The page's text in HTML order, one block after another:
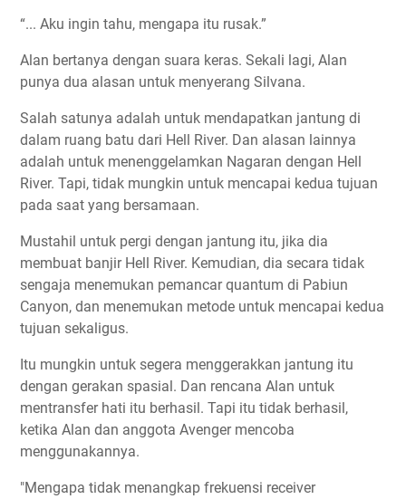
“... Aku ingin tahu, mengapa itu rusak.”
Alan bertanya dengan suara keras. Sekali lagi, Alan
punya dua alasan untuk menyerang Silvana.
Salah satunya adalah untuk mendapatkan jantung di
dalam ruang batu dari Hell River. Dan alasan lainnya
adalah untuk menenggelamkan Nagaran dengan Hell
River. Tapi, tidak mungkin untuk mencapai kedua tujuan
pada saat yang bersamaan.
Mustahil untuk pergi dengan jantung itu, jika dia
membuat banjir Hell River. Kemudian, dia secara tidak
sengaja menemukan pemancar quantum di Pabiun
Canyon, dan menemukan metode untuk mencapai kedua
tujuan sekaligus.
Itu mungkin untuk segera menggerakkan jantung itu
dengan gerakan spasial. Dan rencana Alan untuk
mentransfer hati itu berhasil. Tapi itu tidak berhasil,
ketika Alan dan anggota Avenger mencoba
menggunakannya.
"Mengapa tidak menangkap frekuensi receiver